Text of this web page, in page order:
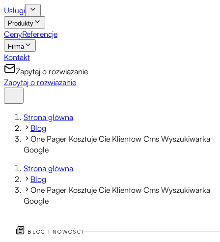
Usługi
Produkty
CenyReferencje
Firma
Kontakt
Zapytaj o rozwiązanie
Zapytaj o rozwiązanie
Strona główna
Blog
One Pager Kosztuje Cie Klientow Cms Wyszukiwarka
Google
Strona główna
Blog
One Pager Kosztuje Cie Klientow Cms Wyszukiwarka
Google
BLOG I NOWOŚCI